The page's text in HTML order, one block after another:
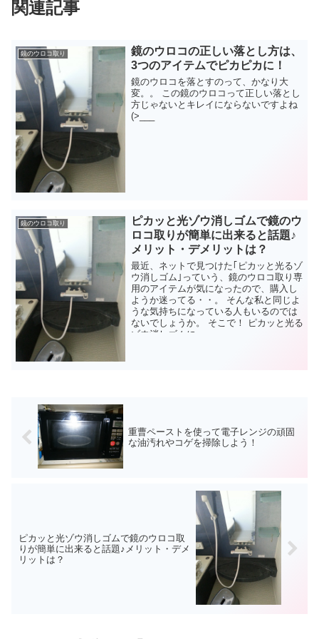
関連記事
鏡のウロコ取り
鏡のウロコの正しい落とし方は、
3つのアイテムでピカピカに！
鏡のウロコを落とすのって、かなり大
変。。 この鏡のウロコって正しい落とし
方じゃないとキレイにならないですよね
(>___
鏡のウロコ取り
ピカッと光ゾウ消しゴムで鏡のウ
ロコ取りが簡単に出来ると話題♪
メリット・デメリットは？
最近、ネットで見つけた｢ピカッと光るゾ
ウ消しゴム｣っていう、鏡のウロコ取り専
用のアイテムが気になったので、購入し
ようか迷ってる・・。 そんな私と同じよ
うな気持ちになっている人もいるのでは
ないでしょうか。 そこで！ ピカッと光る
ゾウ消しゴムに...
重曹ペーストを使って電子レンジの頑固
な油汚れやコゲを掃除しよう！
ピカッと光ゾウ消しゴムで鏡のウロコ取
りが簡単に出来ると話題♪メリット・デメ
リットは？